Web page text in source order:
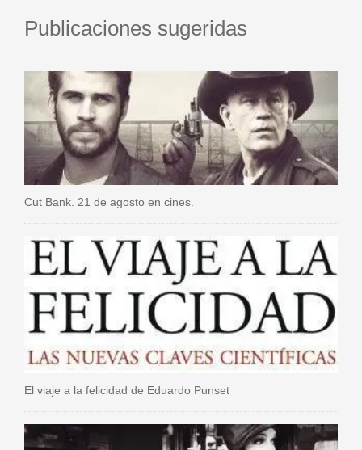
Publicaciones sugeridas
Cut Bank. 21 de agosto en cines.
El viaje a la felicidad de Eduardo Punset